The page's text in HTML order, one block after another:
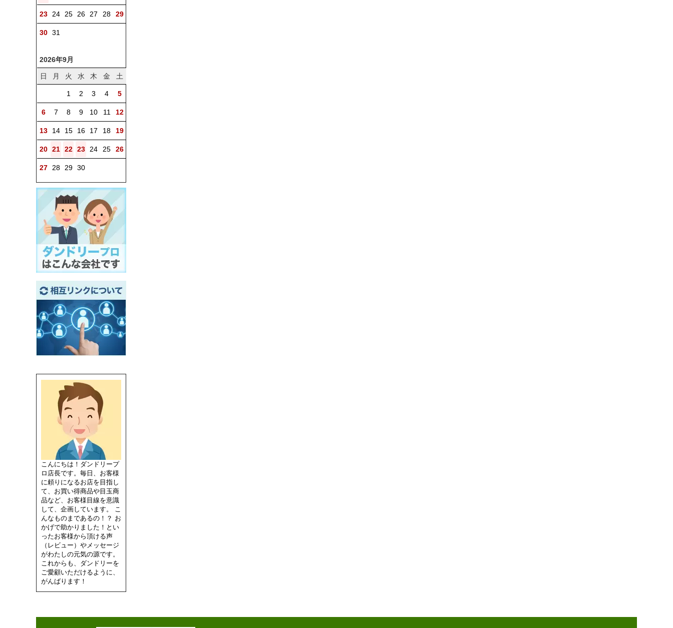
23 24 25 26 27 28 29
30 31
2026年9月
日 月 火 水 木 金 土
1 2 3 4 5
6 7 8 9 10 11 12
13 14 15 16 17 18 19
20 21 22 23 24 25 26
27 28 29 30
こんにちは！ダンドリープ
ロ店長です。毎日、お客様
に頼りになるお店を目指し
て、お買い得商品や目玉商
品など、お客様目線を意識
して、企画しています。 こ
んなものまであるの！？ お
かげで助かりました！とい
ったお客様から頂ける声
（レビュー）やメッセージ
がわたしの元気の源です。
これからも、ダンドリーを
ご愛顧いただけるように、
がんばります！